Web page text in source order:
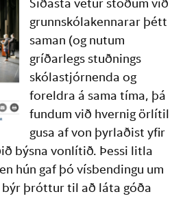
grunnskólakennarar þétt
saman (og nutum
gríðarlegs stuðnings
skólastjórnenda og
foreldra á sama tíma, þá
fundum við hvernig örlítil
gusa af von þyrlaðist yfir
býsna vonlítið. Þessi litla
hún gaf þó vísbendingu um
býr þróttur til að láta góða